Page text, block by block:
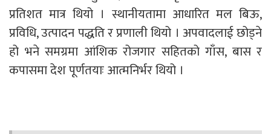
प्रतिशत मात्र थियो । स्थानीयतामा आधारित मल बिऊ,
प्रविधि, उत्पादन पद्धति र प्रणाली थियो । अपवादलाई छोड्ने
हो भने समग्रमा आंशिक रोजगार सहितको गाँस, बास र
कपासमा देश पूर्णतयाः आत्मनिर्भर थियो ।